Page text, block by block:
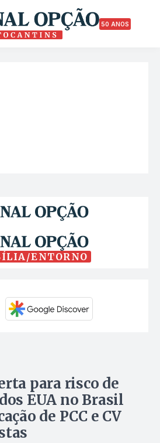
50 ANOS
ENTORNO
para risco de
EUA no Brasil
de PCC e CV